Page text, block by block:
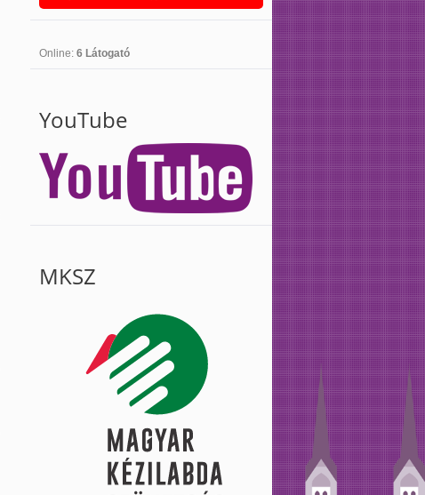
Online: 6 Látogató
YouTube
MKSZ